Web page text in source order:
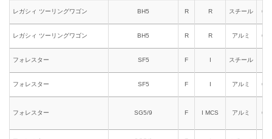
レガシィ ツーリングワゴン BH5 R R スチール
レガシィ ツーリングワゴン BH5 R R アルミ
フォレスター SF5 F I スチール
フォレスター SF5 F I アルミ
フォレスター SG5/9 F I MCS アルミ